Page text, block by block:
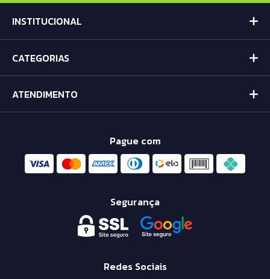
INSTITUCIONAL
CATEGORIAS
ATENDIMENTO
Pague com
Segurança
Redes Sociais